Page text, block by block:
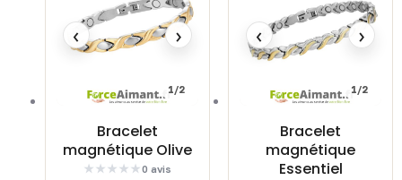
Bracelet
magnétique Olive
0 avis
‹ ›
1/2
Bracelet
magnétique
Essentiel
‹ ›
1/2